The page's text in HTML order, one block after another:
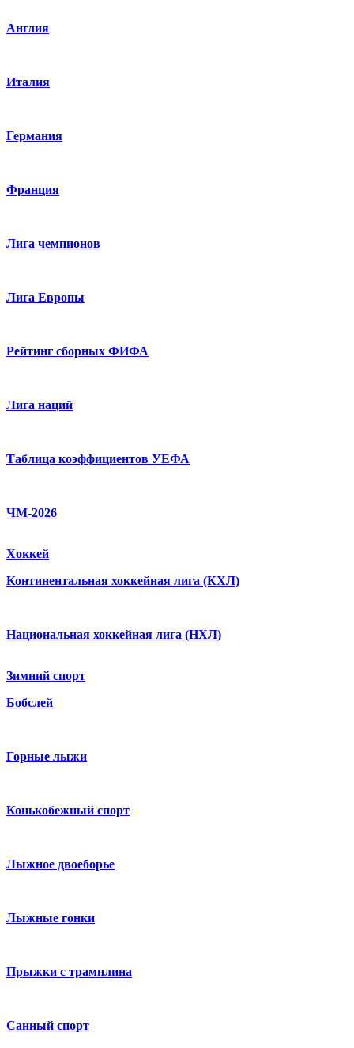
Англия
Италия
Германия
Франция
Лига чемпионов
Лига Европы
Рейтинг сборных ФИФА
Лига наций
Таблица коэффициентов УЕФА
ЧМ-2026
Хоккей
Континентальная хоккейная лига (КХЛ)
Национальная хоккейная лига (НХЛ)
Зимний спорт
Бобслей
Горные лыжи
Конькобежный спорт
Лыжное двоеборье
Лыжные гонки
Прыжки с трамплина
Санный спорт